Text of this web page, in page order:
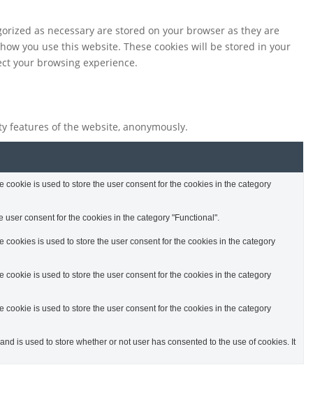
as necessary are stored on your browser as they are
you use this website. These cookies will be stored in your
your browsing experience.
features of the website, anonymously.
is used to store the user consent for the cookies in the category
consent for the cookies in the category "Functional".
is used to store the user consent for the cookies in the category
is used to store the user consent for the cookies in the category
is used to store the user consent for the cookies in the category
is used to store whether or not user has consented to the use of cookies. It